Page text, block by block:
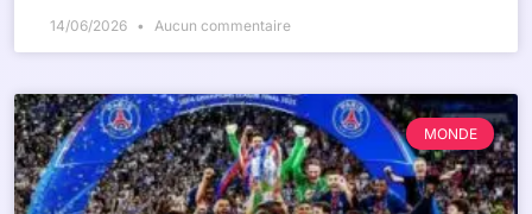
14/06/2026 Aucun commentaire
MONDE